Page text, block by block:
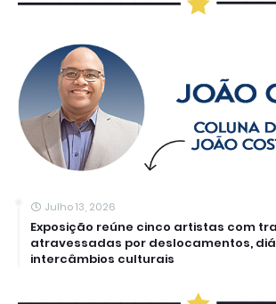
Julho 13, 2026
Exposição reúne cinco artistas com
atravessadas por deslocamentos,
intercâmbios culturais